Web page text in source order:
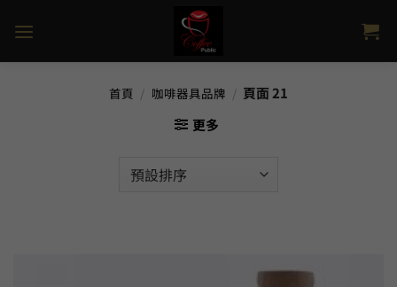
首頁 / 咖啡器具品牌 / 頁面 21
更多